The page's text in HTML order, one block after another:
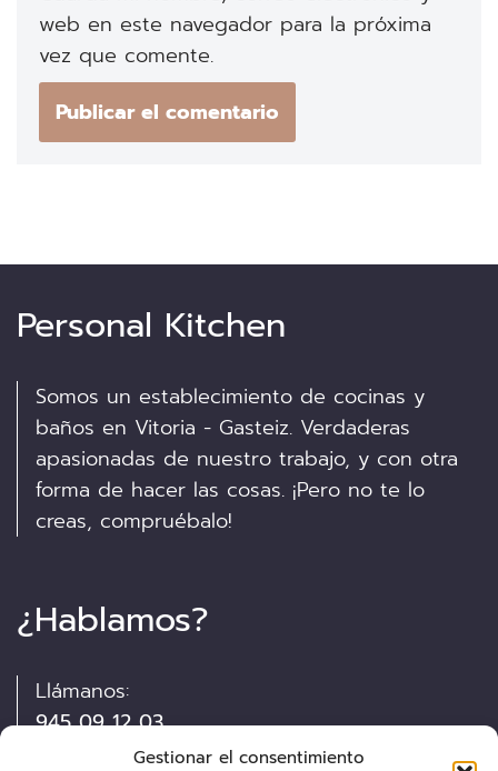
Gestionar el consentimiento
web en este navegador para la próxima
vez que comente.
Personal Kitchen
Somos un establecimiento de cocinas y
baños en Vitoria - Gasteiz. Verdaderas
apasionadas de nuestro trabajo, y con otra
forma de hacer las cosas. ¡Pero no te lo
creas, compruébalo!
¿Hablamos?
Llámanos:
945 09 12 03